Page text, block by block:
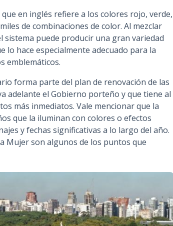
en inglés refiere a los colores rojo, verde,
de combinaciones de color. Al mezclar
puede producir una gran variedad
lo hace especialmente adecuado para la
emblemáticos.
forma parte del plan de renovación de las
adelante el Gobierno porteño y que tiene al
más inmediatos. Vale mencionar que la
que la iluminan con colores o efectos
y fechas significativas a lo largo del año.
Mujer son algunos de los puntos que